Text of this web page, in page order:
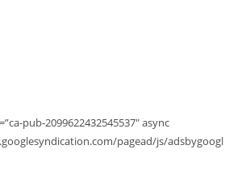
pub-2099622432545537″ async
pagead/js/adsbygoogl